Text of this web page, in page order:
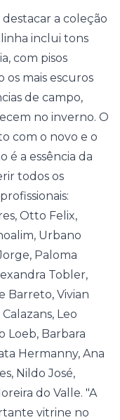
a coleção
linha inclui tons
com pisos
os mais escuros
de campo,
no inverno. O
com o novo e o
é a essência da
todos os
Otto Felix,
Urbano
Paloma
Tobler,
Barreto, Vivian
Leo
Loeb, Barbara
Hermanny, Ana
Nildo José,
do Valle. "A
vitrine no